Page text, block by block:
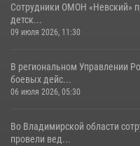
Сотрудники ОМОН «Невский»
детск...
09 июля 2026, 11:30
В региональном Управлении
боевых дейс...
06 июля 2026, 05:30
Во Владимирской области
провели вед...